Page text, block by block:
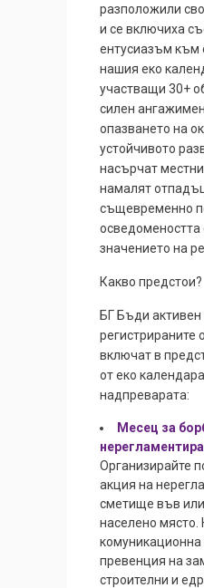
разположили
и се включиха
ентусиазъм към
нашия еко
участващи 30+
силен
опазването на
устойчивото
насърчат
намалят
същевременно
осведомеността
значението на
Какво предстои?
БГ Бъди активен
регистрираните
включат в
от еко
надпреварата:
Месец за
Организирайте
акция на
сметище във
населено място.
комуникационна
превенция на
строителни и